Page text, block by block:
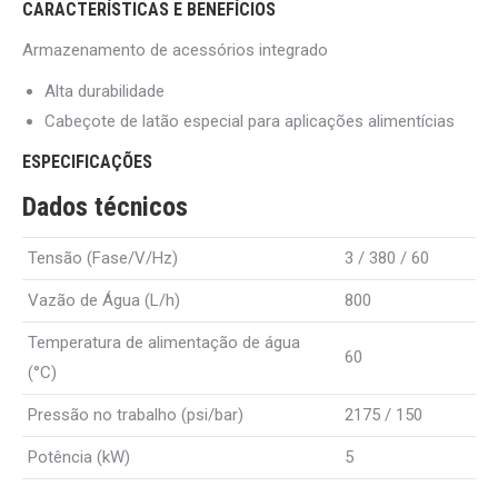
CARACTERÍSTICAS E BENEFÍCIOS
Armazenamento de acessórios integrado
Alta durabilidade
Cabeçote de latão especial para aplicações alimentícias
ESPECIFICAÇÕES
Dados técnicos
Tensão (Fase/V/Hz) 3 / 380 / 60
Vazão de Água (L/h) 800
Temperatura de alimentação de água
(°C)
60
Pressão no trabalho (psi/bar) 2175 / 150
Potência (kW) 5